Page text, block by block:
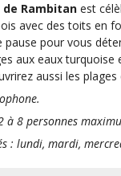
Rambitan est
avec des toits en
pause pour vous
aux eaux turquoise
aussi les
à 8 personnes
: lundi, mardi,